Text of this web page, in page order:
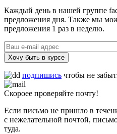
Каждый день в нашей группе
предложения дня. Также мы
предложения 1 раз в неделю.
Хочу быть в курсе
подпишись чтобы не
Скороее проверяйте почту!
Если письмо не пришло в
с нежелательной почтой,
туда.